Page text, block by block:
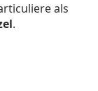
als
.